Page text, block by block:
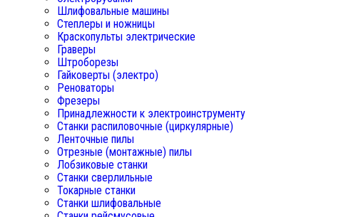
Шлифовальные машины
Степлеры и ножницы
Краскопульты электрические
Граверы
Штроборезы
Гайковерты (электро)
Реноваторы
Фрезеры
Принадлежности к электроинструменту
Станки распиловочные (циркулярные)
Ленточные пилы
Отрезные (монтажные) пилы
Лобзиковые станки
Станки сверлильные
Токарные станки
Станки шлифовальные